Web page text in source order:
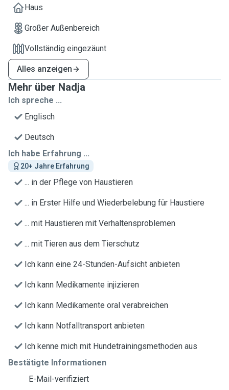
Haus
Großer Außenbereich
Vollständig eingezäunt
Alles anzeigen
Mehr über Nadja
Ich spreche ...
Englisch
Deutsch
Ich habe Erfahrung ...
20+ Jahre Erfahrung
... in der Pflege von Haustieren
... in Erster Hilfe und Wiederbelebung für Haustiere
... mit Haustieren mit Verhaltensproblemen
... mit Tieren aus dem Tierschutz
Ich kann eine 24-Stunden-Aufsicht anbieten
Ich kann Medikamente injizieren
Ich kann Medikamente oral verabreichen
Ich kann Notfalltransport anbieten
Ich kenne mich mit Hundetrainingsmethoden aus
Bestätigte Informationen
E-Mail-verifiziert